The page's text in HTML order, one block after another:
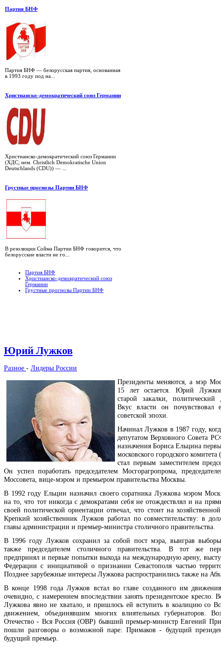
Партия БНФ
Партия БНФ — белорусская партия, основанная
в 1993 году под на...
Христианско-демократический союз Германии
Христианско-демократический союз Германии
(ХДС; нем. Christlich Demokratische Union
Deutschlands (CDU)) — ...
Грустные прогнозы Партии БНФ
В резолюции Сойма Партии БНФ говорится, что
белорусские власти не го...
Партия БНФ
Христианско-демократический союз
Германии
Грустные прогнозы Партии БНФ
Юрий Лужков
Разное - Лидеры России
Президенты меняются, а мэр
15 лет остается. Юрий
старой закалки, политический
Вкус власти он почувствовал
советской эпохи.
Начинал Лужков в 1987 году,
депутатом Верховного Совета
назначения Бориса Ельцина
московского городского
стал первым заместителем
Он успел поработать председателем Мосгорагропрома,
Моссовета, вице-мэром и премьером правительства Москвы.
В 1992 году Ельцин назначил своего соратника Лужкова мэром
на то, что тот никогда с демократами себя не отождествлял и на
своей политической ориентации отвечал, что стоит на
Крепкий хозяйственник Лужков работал по совместительству: в
главы администрации и премьер-министра столичного правительства.
В 1996 году Лужков сохранил за собой пост мэра, выиграв
также председателем столичного правительства. В тот же
предпринял и первые попытки выхода на международную арену,
Федерации с инициативой о признании Севастополя частью
Позднее зарубежные интересы Лужкова распространились также на
В конце 1998 года Лужков встал во главе созданного им
очевидно, с намерением впоследствии занять президентское кресло.
Лужкова явно не хватало, и пришлось ей вступить в коалицию со
движением, объединявшим многих влиятельных губернаторов.
Отечество - Вся Россия (ОВР) бывший премьер-министр Евгений
пошли разговоры о возможной паре: Примаков - будущий
будущий премьер.